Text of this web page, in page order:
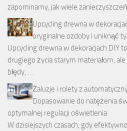
zapominamy, jak wiele zanieczyszczeń
Upcycling drewna w
oryginalne ozdoby i uniknąć
Upcycling drewna w dekoracjach DIY
drugiego życia starym materiałom,
błędy, …
Żaluzje i rolety z
Dopasowanie do natężenia
optymalnej regulacji oświetlenia
W dzisiejszych czasach, gdy